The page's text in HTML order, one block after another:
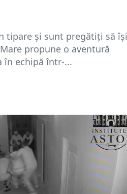
tipare și sunt pregătiți să își
propune o aventură
în echipă într-...